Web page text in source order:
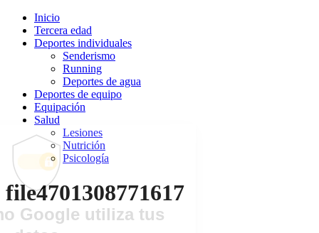
Inicio
Tercera edad
Deportes individuales
Senderismo
Running
Deportes de agua
Deportes de equipo
Equipación
Salud
Lesiones
Nutrición
Psicología
file4701308771617